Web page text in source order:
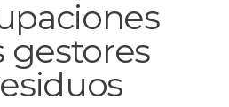
gestores